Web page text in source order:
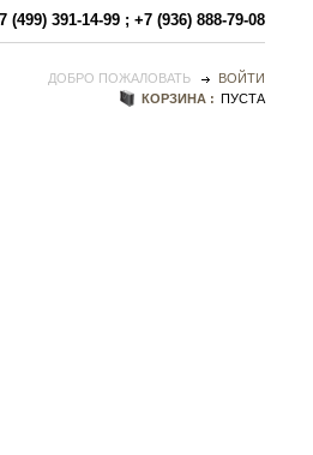
(499) 391-14-99 ; +7 (936) 888-79-08
ДОБРО ПОЖАЛОВАТЬ
ВОЙТИ
КОРЗИНА :
ПУСТА